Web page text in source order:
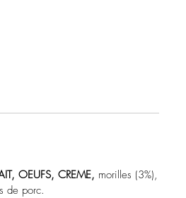
OEUFS, CREME, morilles (3%),
de porc.